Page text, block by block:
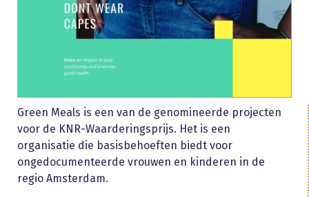
Green Meals is een van de genomineerde projecten
voor de KNR-Waarderingsprijs. Het is een
organisatie die basisbehoeften biedt voor
ongedocumenteerde vrouwen en kinderen in de
regio Amsterdam.